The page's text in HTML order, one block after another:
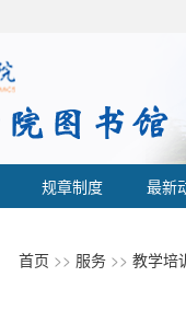
规章制度 最新
首页 >> 服务 >> 教学培